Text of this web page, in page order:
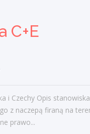
świętokrzyskie/
dzisiaj
C+E
i Czechy Opis
z naczepą firaną na
prawo...